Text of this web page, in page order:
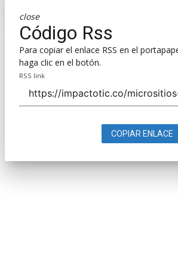
close
Código Rss
Para copiar el enlace RSS en el
haga clic en el botón.
RSS link
COPIAR ENLACE